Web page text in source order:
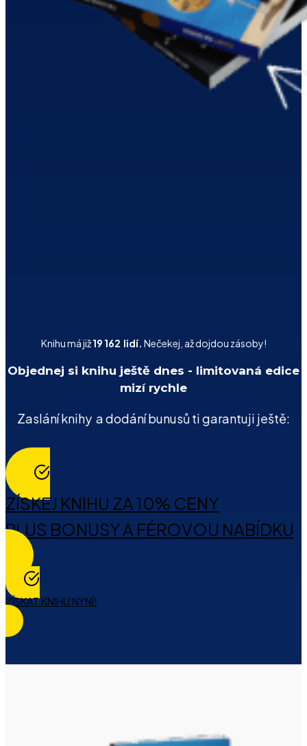
Knihu má již19 162 lidí. Nečekej, až dojdou zásoby!
Objednej si knihu ještě dnes - limitovaná edice
mizí rychle
Zaslání knihy a dodání bunusů ti garantuji ještě:
ZÍSKEJ KNIHU ZA 10% CENY
PLUS BONUSY A FÉROVOU NABÍDKU
ZÍSKAT KNIHU NYNÍ!